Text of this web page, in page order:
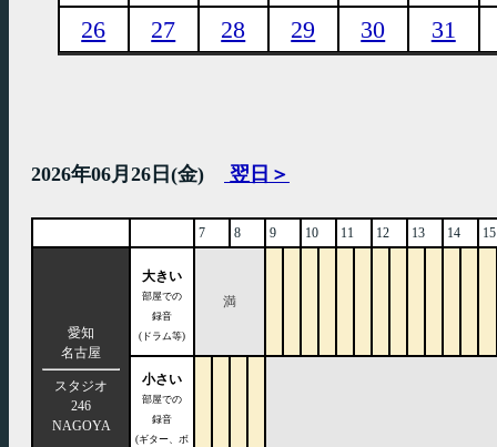
26
27 28 29 30 31
2026年06月26日(金) 翌日＞
7 8 9 10 11 12 13 14 15
愛知
名古屋
スタジオ
246
NAGOYA
大きい
部屋での
録音
(ドラム等)
満
小さい
部屋での
録音
(ギター、ボ